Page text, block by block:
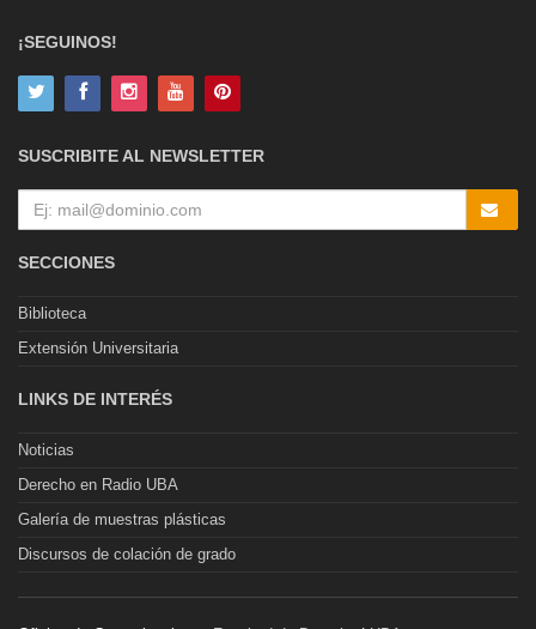
¡SEGUINOS!
SUSCRIBITE AL NEWSLETTER
SECCIONES
Biblioteca
Extensión Universitaria
LINKS DE INTERÉS
Noticias
Derecho en Radio UBA
Galería de muestras plásticas
Discursos de colación de grado